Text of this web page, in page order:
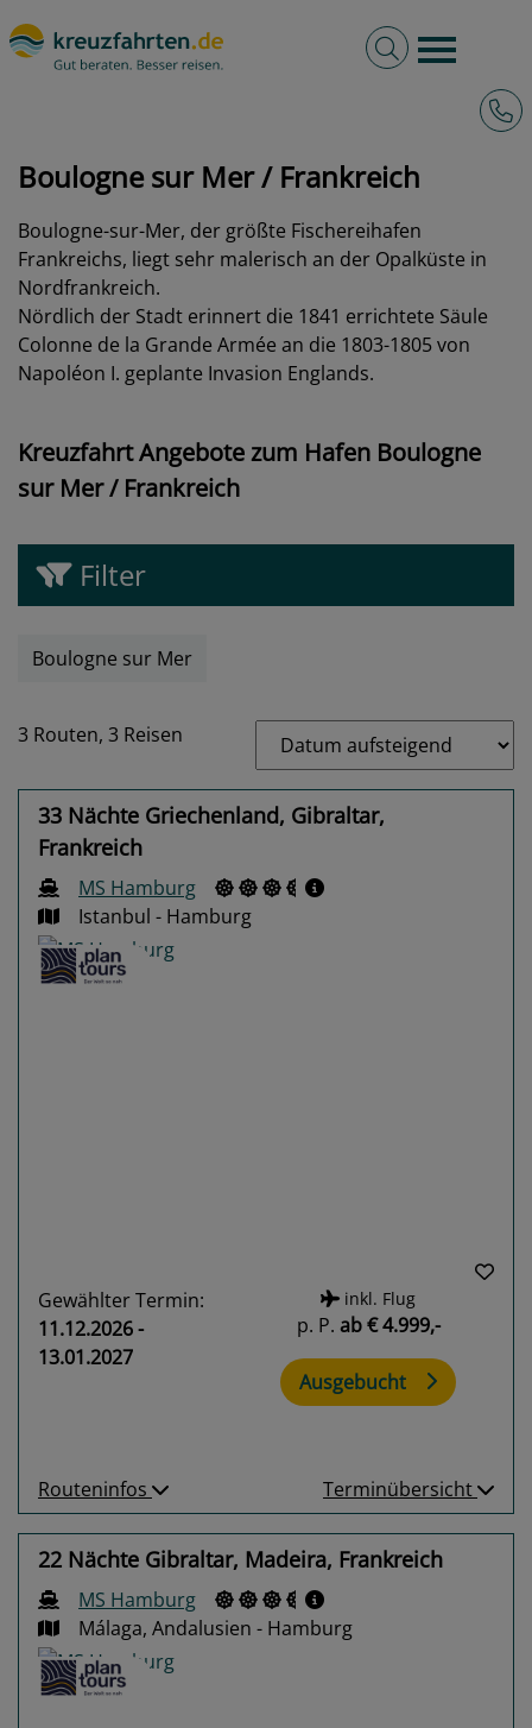
Burger
Volltextsuche
Boulogne sur Mer / Frankreich
Boulogne-sur-Mer, der größte Fischereihafen
Frankreichs, liegt sehr malerisch an der Opalküste in
Nordfrankreich.
Nördlich der Stadt erinnert die 1841 errichtete Säule
Colonne de la Grande Armée an die 1803-1805 von
Napoléon I. geplante Invasion Englands.
Kreuzfahrt Angebote zum Hafen Boulogne
sur Mer / Frankreich
Filter
Boulogne sur Mer
3 Routen, 3 Reisen
33 Nächte Griechenland, Gibraltar,
Frankreich
MS Hamburg
Istanbul - Hamburg
Gewählter Termin:
11.12.2026 -
13.01.2027
inkl. Flug
p. P. ab€ 4.999,-
Ausgebucht
Routeninfos Terminübersicht
22 Nächte Gibraltar, Madeira, Frankreich
MS Hamburg
Málaga, Andalusien - Hamburg